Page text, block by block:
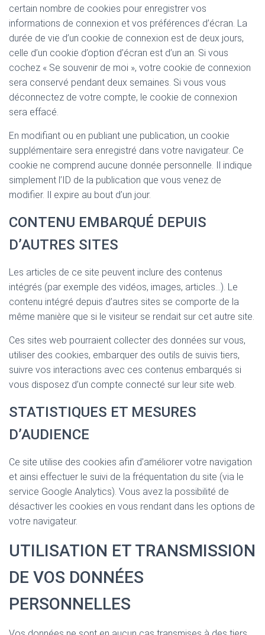
certain nombre de cookies pour enregistrer vos
informations de connexion et vos préférences d’écran. La
durée de vie d’un cookie de connexion est de deux jours,
celle d’un cookie d’option d’écran est d’un an. Si vous
cochez « Se souvenir de moi », votre cookie de connexion
sera conservé pendant deux semaines. Si vous vous
déconnectez de votre compte, le cookie de connexion
sera effacé.
En modifiant ou en publiant une publication, un cookie
supplémentaire sera enregistré dans votre navigateur. Ce
cookie ne comprend aucune donnée personnelle. Il indique
simplement l’ID de la publication que vous venez de
modifier. Il expire au bout d’un jour.
CONTENU EMBARQUÉ DEPUIS
D’AUTRES SITES
Les articles de ce site peuvent inclure des contenus
intégrés (par exemple des vidéos, images, articles…). Le
contenu intégré depuis d’autres sites se comporte de la
même manière que si le visiteur se rendait sur cet autre site.
Ces sites web pourraient collecter des données sur vous,
utiliser des cookies, embarquer des outils de suivis tiers,
suivre vos interactions avec ces contenus embarqués si
vous disposez d’un compte connecté sur leur site web.
STATISTIQUES ET MESURES
D’AUDIENCE
Ce site utilise des cookies afin d’améliorer votre navigation
et ainsi effectuer le suivi de la fréquentation du site (via le
service Google Analytics). Vous avez la possibilité de
désactiver les cookies en vous rendant dans les options de
votre navigateur.
UTILISATION ET TRANSMISSION
DE VOS DONNÉES
PERSONNELLES